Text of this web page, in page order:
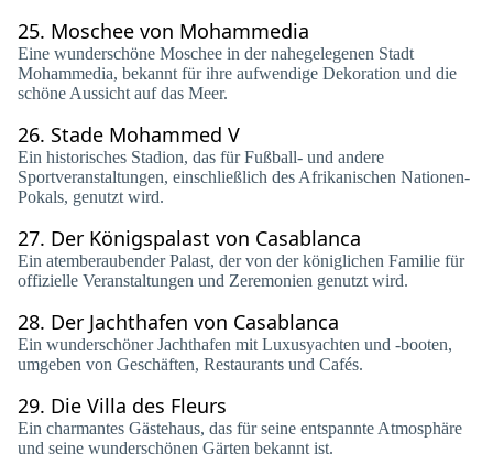
25. Moschee von Mohammedia
Eine wunderschöne Moschee in der nahegelegenen Stadt
Mohammedia, bekannt für ihre aufwendige Dekoration und die
schöne Aussicht auf das Meer.
26. Stade Mohammed V
Ein historisches Stadion, das für Fußball- und andere
Sportveranstaltungen, einschließlich des Afrikanischen Nationen-
Pokals, genutzt wird.
27. Der Königspalast von Casablanca
Ein atemberaubender Palast, der von der königlichen Familie für
offizielle Veranstaltungen und Zeremonien genutzt wird.
28. Der Jachthafen von Casablanca
Ein wunderschöner Jachthafen mit Luxusyachten und -booten,
umgeben von Geschäften, Restaurants und Cafés.
29. Die Villa des Fleurs
Ein charmantes Gästehaus, das für seine entspannte Atmosphäre
und seine wunderschönen Gärten bekannt ist.